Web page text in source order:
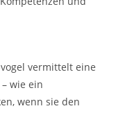
vermittelt eine
wie ein
wenn sie den